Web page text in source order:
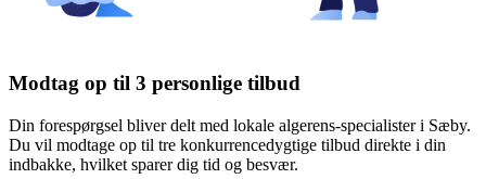
Modtag op til 3 personlige tilbud
Din forespørgsel bliver delt med lokale algerens-specialister i Sæby.
Du vil modtage op til tre konkurrencedygtige tilbud direkte i din
indbakke, hvilket sparer dig tid og besvær.